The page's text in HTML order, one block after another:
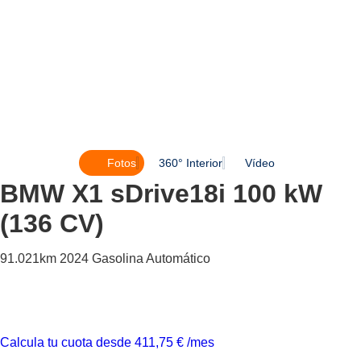
Fotos 360° Interior Vídeo
BMW X1 sDrive18i 100 kW
(136 CV)
91.021km 2024 Gasolina Automático
Calcula tu cuota desde 411,75 € /mes